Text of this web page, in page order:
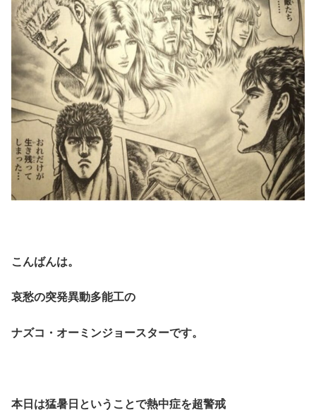
こんばんは。
哀愁の突発異動多能工の
ナズコ・オーミンジョースターです。
本日は猛暑日ということで熱中症を超警戒